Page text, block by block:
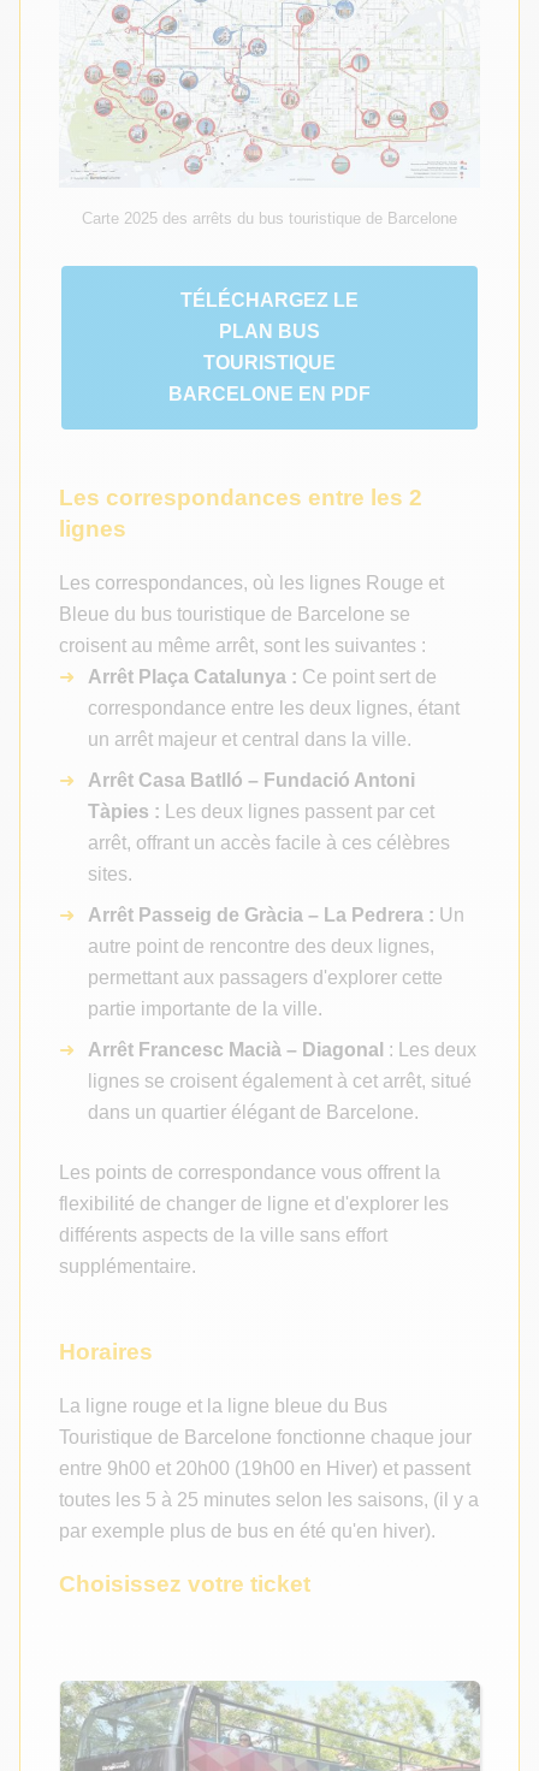
Carte 2025 des arrêts du bus touristique de Barcelone
TÉLÉCHARGEZ LE
PLAN BUS
TOURISTIQUE
BARCELONE EN PDF
Les correspondances entre les 2
lignes
Les correspondances, où les lignes Rouge et
Bleue du bus touristique de Barcelone se
croisent au même arrêt, sont les suivantes :
Arrêt Plaça Catalunya : Ce point sert de
correspondance entre les deux lignes, étant
un arrêt majeur et central dans la ville.
Arrêt Casa Batlló – Fundació Antoni
Tàpies : Les deux lignes passent par cet
arrêt, offrant un accès facile à ces célèbres
sites.
Arrêt Passeig de Gràcia – La Pedrera : Un
autre point de rencontre des deux lignes,
permettant aux passagers d'explorer cette
partie importante de la ville.
Arrêt Francesc Macià – Diagonal : Les deux
lignes se croisent également à cet arrêt, situé
dans un quartier élégant de Barcelone.
Les points de correspondance vous offrent la
flexibilité de changer de ligne et d'explorer les
différents aspects de la ville sans effort
supplémentaire.
Horaires
La ligne rouge et la ligne bleue du Bus
Touristique de Barcelone fonctionne chaque jour
entre 9h00 et 20h00 (19h00 en Hiver) et passent
toutes les 5 à 25 minutes selon les saisons, (il y a
par exemple plus de bus en été qu'en hiver).
Choisissez votre ticket